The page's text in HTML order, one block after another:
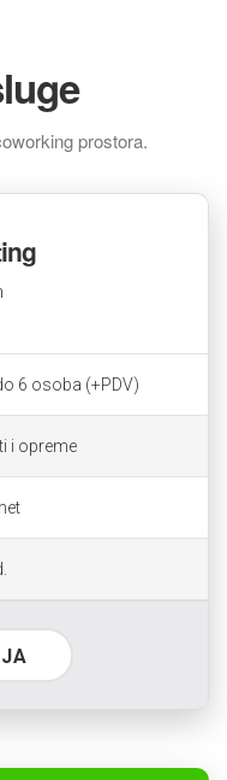
prostora.
6 osoba (+PDV)
i opreme